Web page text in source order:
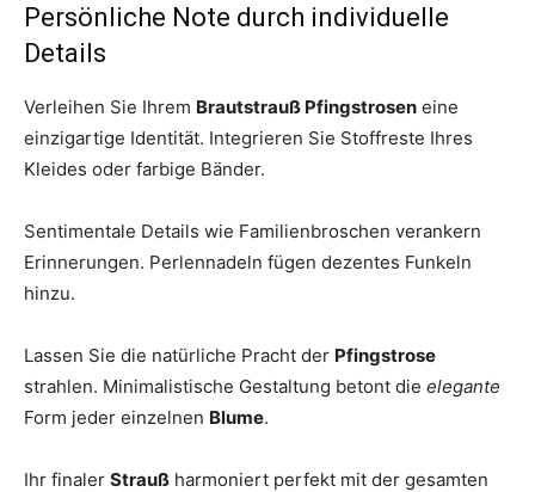
Persönliche Note durch individuelle
Details
Verleihen Sie Ihrem Brautstrauß Pfingstrosen eine
einzigartige Identität. Integrieren Sie Stoffreste Ihres
Kleides oder farbige Bänder.
Sentimentale Details wie Familienbroschen verankern
Erinnerungen. Perlennadeln fügen dezentes Funkeln
hinzu.
Lassen Sie die natürliche Pracht der Pfingstrose
strahlen. Minimalistische Gestaltung betont die elegante
Form jeder einzelnen Blume.
Ihr finaler Strauß harmoniert perfekt mit der gesamten